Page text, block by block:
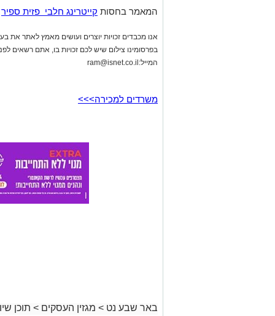
המאמר בחסות קייטרינג חלבי פזית ספיר
אנו מכבדים זכויות יוצרים ועושים מאמץ לאתר את
בפרסומינו צילום שיש לכם זכויות בו, אתם רשאים
המייל:ram@isnet.co.il
משרדים למכירה>>>
באר שבע נט > מגזין העסקים > תוכן